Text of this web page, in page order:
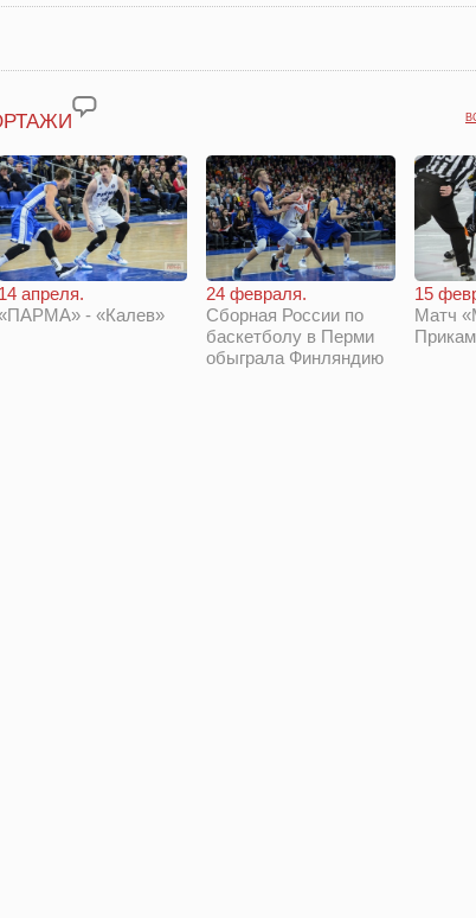
14 апреля.
- «Калев»
24 февраля.
Сборная России по
баскетболу в Перми
обыграла Финляндию
15
Матч